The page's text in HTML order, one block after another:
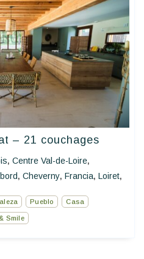
– 21 couchages
, Centre Val-de-Loire,
, Cheverny, Francia, Loiret,
Pueblo Casa
Smile